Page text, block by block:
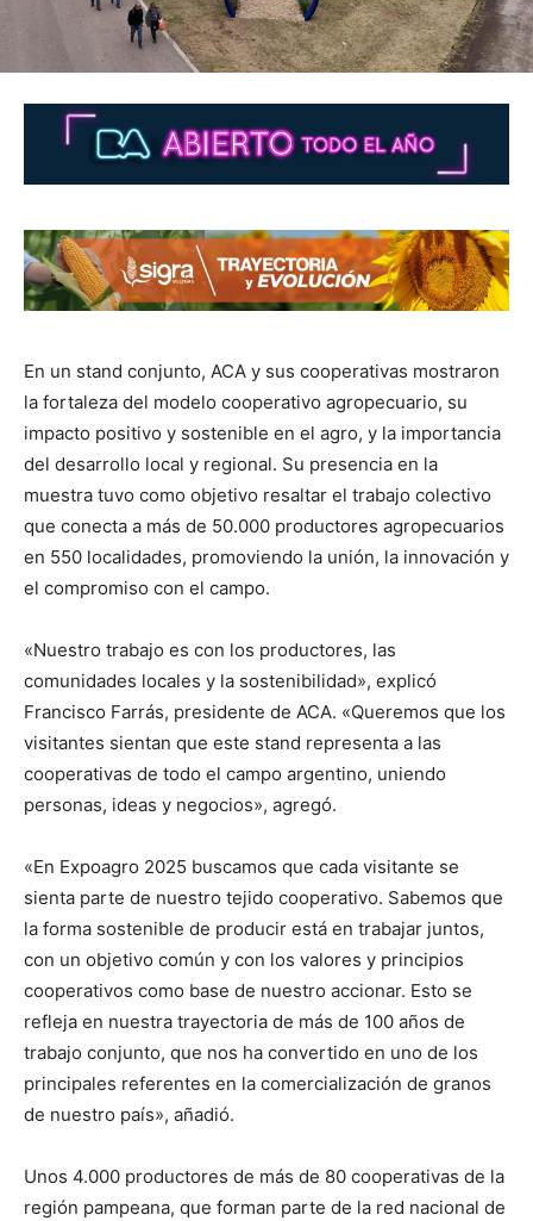
En un stand conjunto, ACA y sus cooperativas mostraron
la fortaleza del modelo cooperativo agropecuario, su
impacto positivo y sostenible en el agro, y la importancia
del desarrollo local y regional. Su presencia en la
muestra tuvo como objetivo resaltar el trabajo colectivo
que conecta a más de 50.000 productores agropecuarios
en 550 localidades, promoviendo la unión, la innovación y
el compromiso con el campo.
«Nuestro trabajo es con los productores, las
comunidades locales y la sostenibilidad», explicó
Francisco Farrás, presidente de ACA. «Queremos que los
visitantes sientan que este stand representa a las
cooperativas de todo el campo argentino, uniendo
personas, ideas y negocios», agregó.
«En Expoagro 2025 buscamos que cada visitante se
sienta parte de nuestro tejido cooperativo. Sabemos que
la forma sostenible de producir está en trabajar juntos,
con un objetivo común y con los valores y principios
cooperativos como base de nuestro accionar. Esto se
refleja en nuestra trayectoria de más de 100 años de
trabajo conjunto, que nos ha convertido en uno de los
principales referentes en la comercialización de granos
de nuestro país», añadió.
Unos 4.000 productores de más de 80 cooperativas de la
región pampeana, que forman parte de la red nacional de